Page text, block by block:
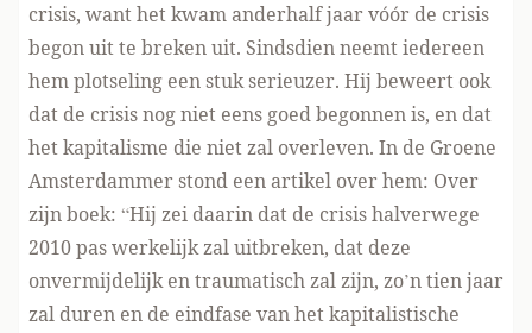
crisis, want het kwam anderhalf jaar vóór de crisis
begon uit te breken uit. Sindsdien neemt iedereen
hem plotseling een stuk serieuzer. Hij beweert ook
dat de crisis nog niet eens goed begonnen is, en dat
het kapitalisme die niet zal overleven. In de Groene
Amsterdammer stond een artikel over hem: Over
zijn boek: “Hij zei daarin dat de crisis halverwege
2010 pas werkelijk zal uitbreken, dat deze
onvermijdelijk en traumatisch zal zijn, zo’n tien jaar
zal duren en de eindfase van het kapitalistische